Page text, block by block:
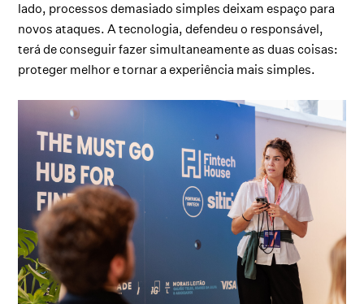
lado, processos demasiado simples deixam espaço para
novos ataques. A tecnologia, defendeu o responsável,
terá de conseguir fazer simultaneamente as duas coisas:
proteger melhor e tornar a experiência mais simples.